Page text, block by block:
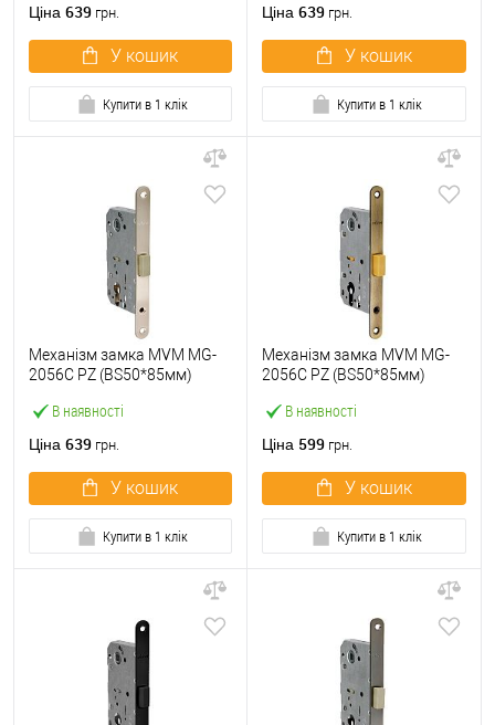
Ціна 639 грн.
У кошик
Купити в 1 клік
Ціна 639 грн.
У кошик
Купити в 1 клік
В наявності
Механізм замка MVM MG-
2056C PZ (BS50*85мм)
нікель
Ціна 639 грн.
У кошик
Купити в 1 клік
В наявності
Механізм замка MVM MG-
2056C PZ (BS50*85мм)
Ціна 599 грн.
У кошик
Купити в 1 клік